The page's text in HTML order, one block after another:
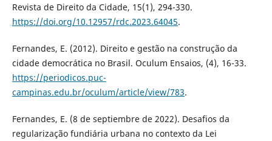
Revista de Direito da Cidade, 15(1), 294-330.
https://doi.org/10.12957/rdc.2023.64045.
Fernandes, E. (2012). Direito e gestão na construção da
cidade democrática no Brasil. Oculum Ensaios, (4), 16-33.
https://periodicos.puc-
campinas.edu.br/oculum/article/view/783.
Fernandes, E. (8 de septiembre de 2022). Desafios da
regularização fundiária urbana no contexto da Lei